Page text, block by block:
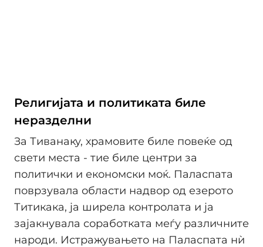
Религијата и политиката биле
неразделни
За Тиванаку, храмовите биле повеќе од
свети места - тие биле центри за
политички и економски моќ. Паласпата
поврзувала области надвор од езерото
Титикака, ја ширела контролата и ја
зајакнувала соработката меѓу различните
народи. Истражувањето на Паласпата нѝ